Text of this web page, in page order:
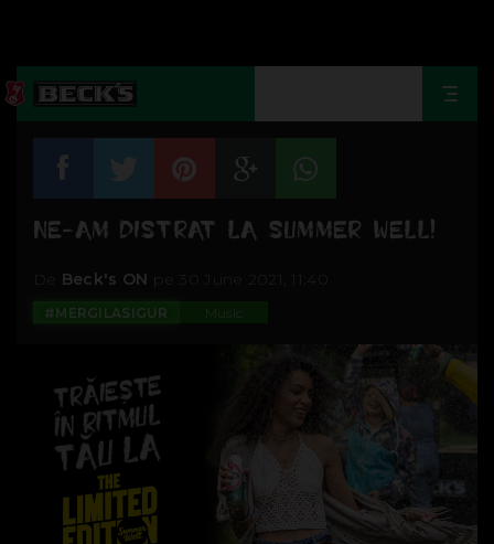
NE-AM DISTRAT LA SUMMER WELL!
Beck's ON pe 30 June 2021, 11:40
#MERGILASIGUR Music